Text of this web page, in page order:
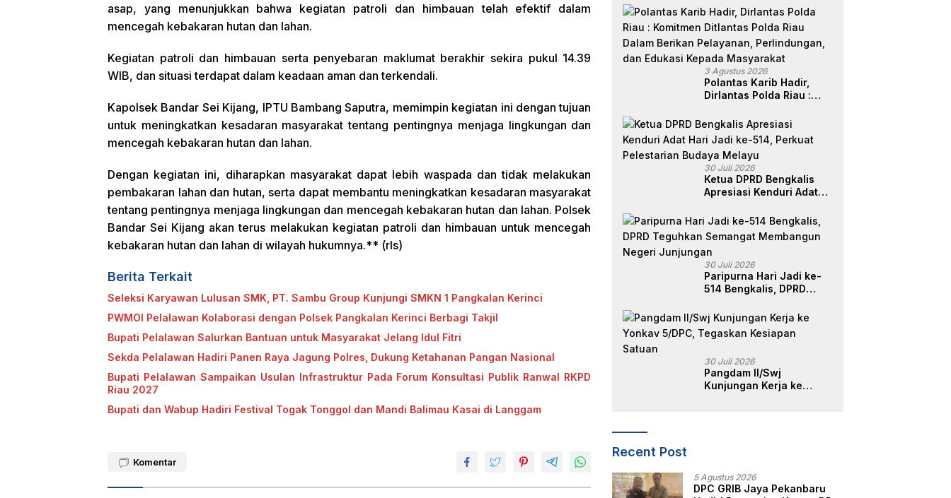
asap, yang menunjukkan bahwa kegiatan patroli dan himbauan telah efektif dalam
mencegah kebakaran hutan dan lahan.
Kegiatan patroli dan himbauan serta penyebaran maklumat berakhir sekira pukul 14.39
WIB, dan situasi terdapat dalam keadaan aman dan terkendali.
Kapolsek Bandar Sei Kijang, IPTU Bambang Saputra, memimpin kegiatan ini dengan tujuan
untuk meningkatkan kesadaran masyarakat tentang pentingnya menjaga lingkungan dan
mencegah kebakaran hutan dan lahan.
Dengan kegiatan ini, diharapkan masyarakat dapat lebih waspada dan tidak melakukan
pembakaran lahan dan hutan, serta dapat membantu meningkatkan kesadaran masyarakat
tentang pentingnya menjaga lingkungan dan mencegah kebakaran hutan dan lahan. Polsek
Bandar Sei Kijang akan terus melakukan kegiatan patroli dan himbauan untuk mencegah
kebakaran hutan dan lahan di wilayah hukumnya.** (rls)
Berita Terkait
Seleksi Karyawan Lulusan SMK, PT. Sambu Group Kunjungi SMKN 1 Pangkalan Kerinci
PWMOI Pelalawan Kolaborasi dengan Polsek Pangkalan Kerinci Berbagi Takjil
Bupati Pelalawan Salurkan Bantuan untuk Masyarakat Jelang Idul Fitri
Sekda Pelalawan Hadiri Panen Raya Jagung Polres, Dukung Ketahanan Pangan Nasional
Bupati Pelalawan Sampaikan Usulan Infrastruktur Pada Forum Konsultasi Publik Ranwal RKPD
Riau 2027
Bupati dan Wabup Hadiri Festival Togak Tonggol dan Mandi Balimau Kasai di Langgam
Komentar
Masyarakat
3 Agustus 2026
Polantas Karib Hadir,
Dirlantas Polda Riau :
Riau Dalam Berikan
Pelayanan,
Perlindungan, dan
Edukasi Kepada
Masyarakat
30 Juli 2026
Ketua DPRD Bengkalis
Apresiasi Kenduri Adat
Pelestarian Budaya
Melayu
30 Juli 2026
Paripurna Hari Jadi ke-
514 Bengkalis, DPRD
Membangun Negeri
Junjungan
30 Juli 2026
Pangdam II/Swj
Kunjungan Kerja ke
Recent Post
5 Agustus 2026
DPC GRIB Jaya Pekanbaru